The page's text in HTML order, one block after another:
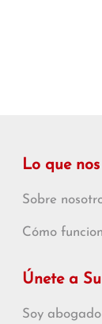
Lo que
Sobre
Cómo
Únete a
Soy abogado